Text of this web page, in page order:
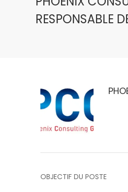
RESPONSABLE
OBJECTIF DU POSTE